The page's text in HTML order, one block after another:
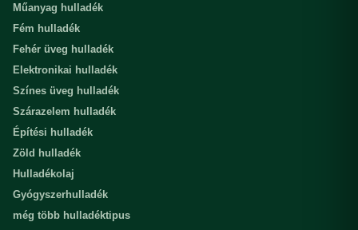
Műanyag hulladék
Fém hulladék
Fehér üveg hulladék
Elektronikai hulladék
Színes üveg hulladék
Szárazelem hulladék
Építési hulladék
Zöld hulladék
Hulladékolaj
Gyógyszerhulladék
még több hulladéktipus